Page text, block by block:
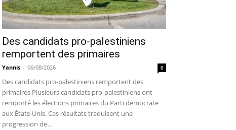
Des candidats pro-palestiniens
remportent des primaires
Yannis - 06/08/2026 0
Des candidats pro-palestiniens remportent des
primaires Plusieurs candidats pro-palestiniens ont
remporté les élections primaires du Parti démocrate
aux États-Unis. Ces résultats traduisent une
progression de...